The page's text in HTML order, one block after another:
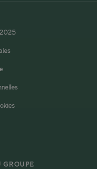
GROUPE